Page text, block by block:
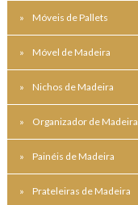
Móveis de Pallets
Móvel de Madeira
Nichos de Madeira
Organizador de Madeira
Painéis de Madeira
Prateleiras de Madeira